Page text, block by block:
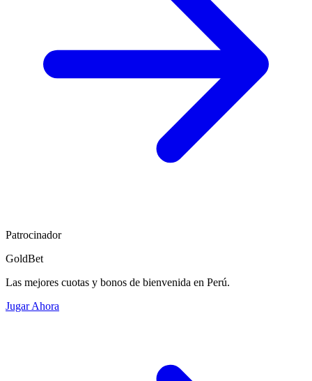
Patrocinador
GoldBet
Las mejores cuotas y bonos de bienvenida en Perú.
Jugar Ahora